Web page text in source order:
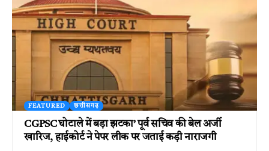
FEATURED छत्तीसगढ़
CGPSC घोटाले में बड़ा झटका’ पूर्व सचिव की बेल अर्जी
खारिज, हाईकोर्ट ने पेपर लीक पर जताई कड़ी नाराजगी